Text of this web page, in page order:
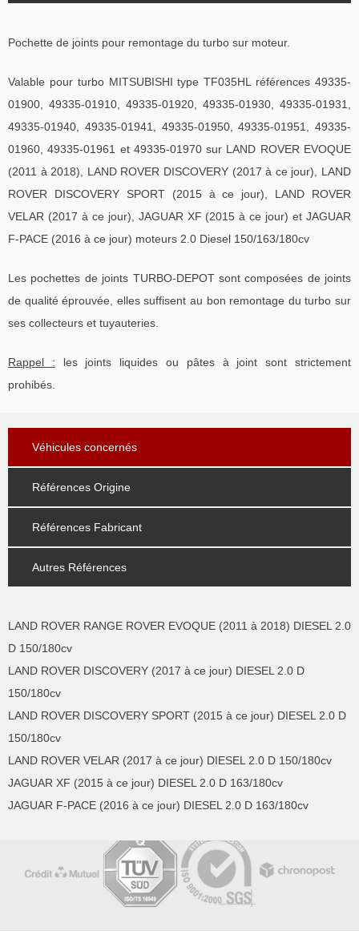
Pochette de joints pour remontage du turbo sur moteur.
Valable pour turbo MITSUBISHI type TF035HL références 49335-
01900, 49335-01910, 49335-01920, 49335-01930, 49335-01931,
49335-01940, 49335-01941, 49335-01950, 49335-01951, 49335-
01960, 49335-01961 et 49335-01970 sur LAND ROVER EVOQUE
(2011 à 2018), LAND ROVER DISCOVERY (2017 à ce jour), LAND
ROVER DISCOVERY SPORT (2015 à ce jour), LAND ROVER
VELAR (2017 à ce jour), JAGUAR XF (2015 à ce jour) et JAGUAR
F-PACE (2016 à ce jour) moteurs 2.0 Diesel 150/163/180cv
Les pochettes de joints TURBO-DEPOT sont composées de joints
de qualité éprouvée, elles suffisent au bon remontage du turbo sur
ses collecteurs et tuyauteries.
Rappel : les joints liquides ou pâtes à joint sont strictement
prohibés.
Véhicules concernés
Références Origine
Références Fabricant
Autres Références
LAND ROVER RANGE ROVER EVOQUE (2011 à 2018) DIESEL 2.0
D 150/180cv
LAND ROVER DISCOVERY (2017 à ce jour) DIESEL 2.0 D
150/180cv
LAND ROVER DISCOVERY SPORT (2015 à ce jour) DIESEL 2.0 D
150/180cv
LAND ROVER VELAR (2017 à ce jour) DIESEL 2.0 D 150/180cv
JAGUAR XF (2015 à ce jour) DIESEL 2.0 D 163/180cv
JAGUAR F-PACE (2016 à ce jour) DIESEL 2.0 D 163/180cv